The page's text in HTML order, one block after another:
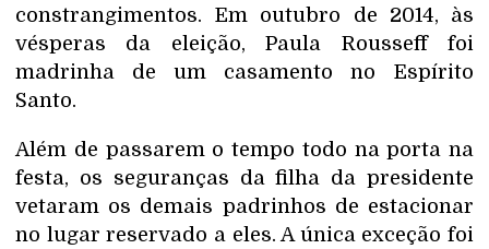
constrangimentos. Em outubro de 2014, às
vésperas da eleição, Paula Rousseff foi
madrinha de um casamento no Espírito
Santo.
Além de passarem o tempo todo na porta na
festa, os seguranças da filha da presidente
vetaram os demais padrinhos de estacionar
no lugar reservado a eles. A única exceção foi